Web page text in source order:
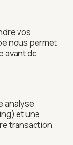
vos
nous permet
avant de
analyse
et une
transaction